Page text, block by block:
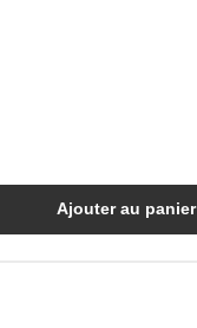
Ajouter au panier